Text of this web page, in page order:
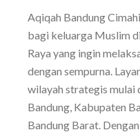
Aqiqah Bandung
bagi keluarga Muslim
Raya yang ingin
dengan sempurna.
wilayah strategis mulai
Bandung, Kabupaten
Bandung Barat.